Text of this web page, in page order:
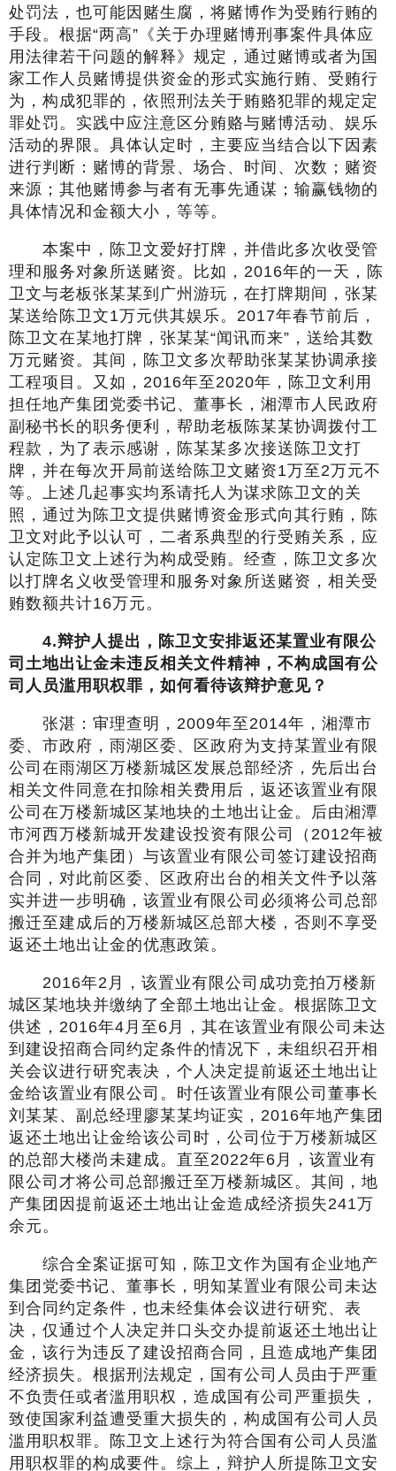
处罚法，也可能因赌生腐，将赌博作为受贿行贿的
手段。根据“两高”《关于办理赌博刑事案件具体应
用法律若干问题的解释》规定，通过赌博或者为国
家工作人员赌博提供资金的形式实施行贿、受贿行
为，构成犯罪的，依照刑法关于贿赂犯罪的规定定
罪处罚。实践中应注意区分贿赂与赌博活动、娱乐
活动的界限。具体认定时，主要应当结合以下因素
进行判断：赌博的背景、场合、时间、次数；赌资
来源；其他赌博参与者有无事先通谋；输赢钱物的
具体情况和金额大小，等等。
本案中，陈卫文爱好打牌，并借此多次收受管
理和服务对象所送赌资。比如，2016年的一天，陈
卫文与老板张某某到广州游玩，在打牌期间，张某
某送给陈卫文1万元供其娱乐。2017年春节前后，
陈卫文在某地打牌，张某某“闻讯而来”，送给其数
万元赌资。其间，陈卫文多次帮助张某某协调承接
工程项目。又如，2016年至2020年，陈卫文利用
担任地产集团党委书记、董事长，湘潭市人民政府
副秘书长的职务便利，帮助老板陈某某协调拨付工
程款，为了表示感谢，陈某某多次接送陈卫文打
牌，并在每次开局前送给陈卫文赌资1万至2万元不
等。上述几起事实均系请托人为谋求陈卫文的关
照，通过为陈卫文提供赌博资金形式向其行贿，陈
卫文对此予以认可，二者系典型的行受贿关系，应
认定陈卫文上述行为构成受贿。经查，陈卫文多次
以打牌名义收受管理和服务对象所送赌资，相关受
贿数额共计16万元。
4.辩护人提出，陈卫文安排返还某置业有限公
司土地出让金未违反相关文件精神，不构成国有公
司人员滥用职权罪，如何看待该辩护意见？
张湛：审理查明，2009年至2014年，湘潭市
委、市政府，雨湖区委、区政府为支持某置业有限
公司在雨湖区万楼新城区发展总部经济，先后出台
相关文件同意在扣除相关费用后，返还该置业有限
公司在万楼新城区某地块的土地出让金。后由湘潭
市河西万楼新城开发建设投资有限公司（2012年被
合并为地产集团）与该置业有限公司签订建设招商
合同，对此前区委、区政府出台的相关文件予以落
实并进一步明确，该置业有限公司必须将公司总部
搬迁至建成后的万楼新城区总部大楼，否则不享受
返还土地出让金的优惠政策。
2016年2月，该置业有限公司成功竞拍万楼新
城区某地块并缴纳了全部土地出让金。根据陈卫文
供述，2016年4月至6月，其在该置业有限公司未达
到建设招商合同约定条件的情况下，未组织召开相
关会议进行研究表决，个人决定提前返还土地出让
金给该置业有限公司。时任该置业有限公司董事长
刘某某、副总经理廖某某均证实，2016年地产集团
返还土地出让金给该公司时，公司位于万楼新城区
的总部大楼尚未建成。直至2022年6月，该置业有
限公司才将公司总部搬迁至万楼新城区。其间，地
产集团因提前返还土地出让金造成经济损失241万
余元。
综合全案证据可知，陈卫文作为国有企业地产
集团党委书记、董事长，明知某置业有限公司未达
到合同约定条件，也未经集体会议进行研究、表
决，仅通过个人决定并口头交办提前返还土地出让
金，该行为违反了建设招商合同，且造成地产集团
经济损失。根据刑法规定，国有公司人员由于严重
不负责任或者滥用职权，造成国有公司严重损失，
致使国家利益遭受重大损失的，构成国有公司人员
滥用职权罪。陈卫文上述行为符合国有公司人员滥
用职权罪的构成要件。综上，辩护人所提陈卫文安